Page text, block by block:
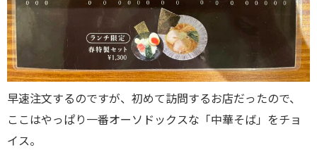
早速注文するのですが、初めて訪問するお店だったので、
ここはやっぱり一番オーソドックスな「中華そば」をチョ
イス。